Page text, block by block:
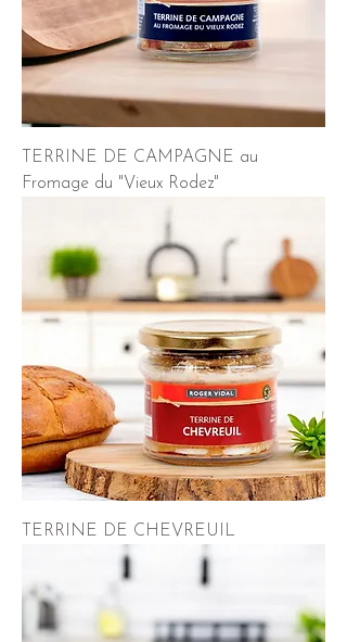
TERRINE DE CAMPAGNE au
Fromage du "Vieux Rodez"
TERRINE DE CHEVREUIL